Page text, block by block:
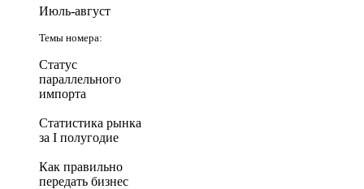
Июль-август
Темы номера:
Статус
параллельного
импорта
Статистика рынка
за I полугодие
Как правильно
передать бизнес